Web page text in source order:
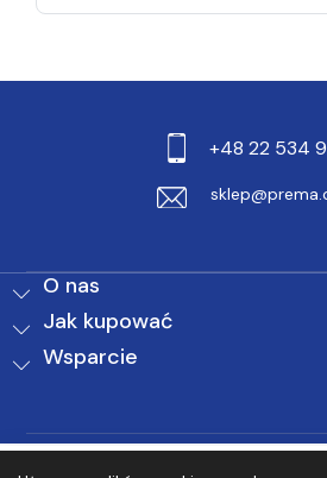
+48 22 534
O nas
Jak kupować
Wsparcie